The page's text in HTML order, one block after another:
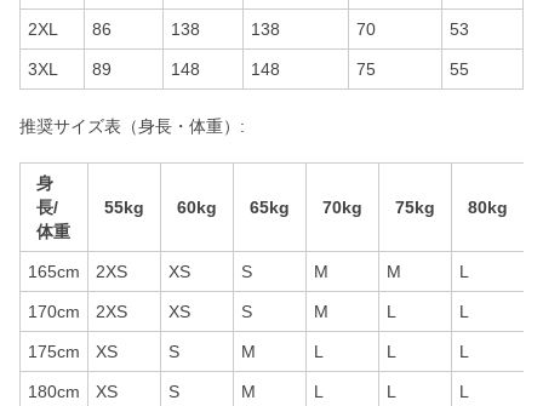
2XL 86 138 138 70 53
3XL 89 148 148 75 55
推奨サイズ表（身長・体重）:
身
長/
体重
55kg 60kg 65kg 70kg 75kg 80kg
165cm 2XS XS S M M L
170cm 2XS XS S M L L
175cm XS S M L L L
180cm XS S M L L L